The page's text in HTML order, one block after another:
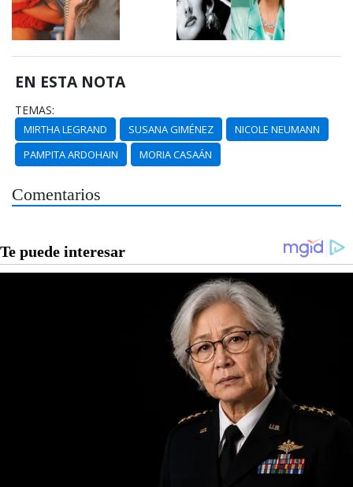
EN ESTA NOTA
TEMAS:
MIRTHA LEGRAND SUSANA GIMÉNEZ
NICOLE NEUMANN
PAMPITA ARDOHAIN
MORIA CASAÁN
Comentarios